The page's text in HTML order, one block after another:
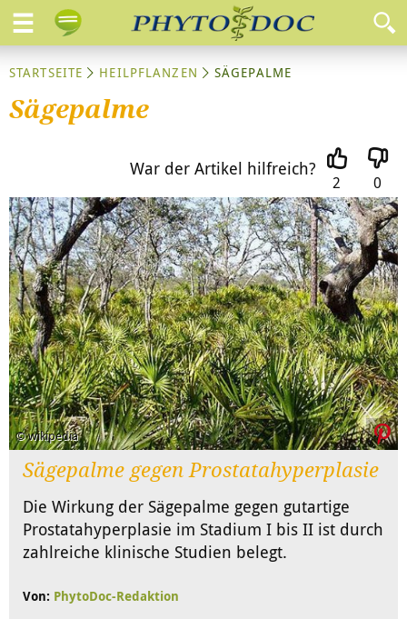
STARTSEITE HEILPFLANZEN SÄGEPALME
Sägepalme
War der Artikel hilfreich?
2 0
© wikipedia
Sägepalme gegen Prostatahyperplasie
Die Wirkung der Sägepalme gegen gutartige
Prostatahyperplasie im Stadium I bis II ist durch
zahlreiche klinische Studien belegt.
Von: PhytoDoc-Redaktion